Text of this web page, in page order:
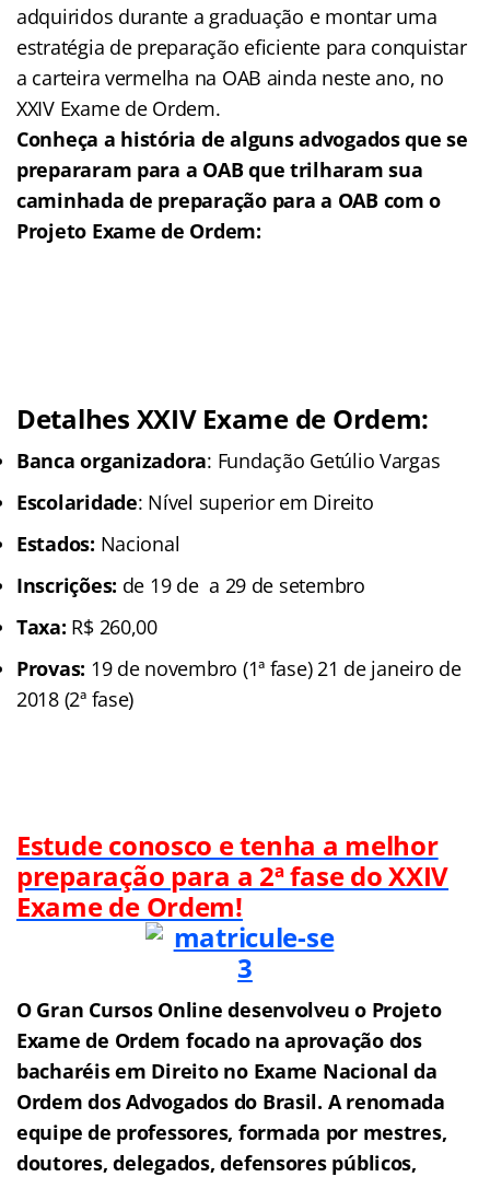
adquiridos durante a graduação e montar uma
estratégia de preparação eficiente para conquistar
a carteira vermelha na OAB ainda neste ano, no
XXIV Exame de Ordem.
Conheça a história de alguns advogados que se
prepararam para a OAB que trilharam sua
caminhada de preparação para a OAB com o
Projeto Exame de Ordem:
Detalhes XXIV Exame de Ordem:
Banca organizadora: Fundação Getúlio Vargas
Escolaridade: Nível superior em Direito
Estados: Nacional
Inscrições: de 19 de a 29 de setembro
Taxa: R$ 260,00
Provas: 19 de novembro (1ª fase) 21 de janeiro de
2018 (2ª fase)
Estude conosco e tenha a melhor
preparação para a 2ª fase do XXIV
Exame de Ordem!
O Gran Cursos Online desenvolveu o Projeto
Exame de Ordem focado na aprovação dos
bacharéis em Direito no Exame Nacional da
Ordem dos Advogados do Brasil. A renomada
equipe de professores, formada por mestres,
doutores, delegados, defensores públicos,